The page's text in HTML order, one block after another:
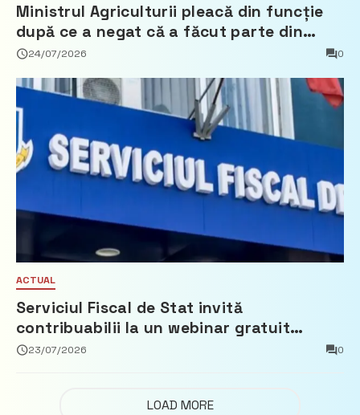
Ministrul Agriculturii pleacă din funcție
după ce a negat că a făcut parte din
Partidul Democrat
24/07/2026 0
ACTUAL
Serviciul Fiscal de Stat invită
contribuabilii la un webinar gratuit
privind calculul impozitului pe bunurile
23/07/2026 0
LOAD MORE